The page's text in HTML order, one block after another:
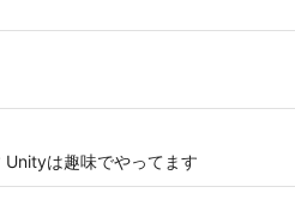
は趣味でやってます